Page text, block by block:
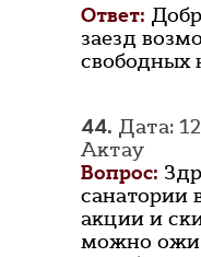
Ответ:
заезд
свободных
44. Дата:
Актау
Вопрос:
санатории
акции и
можно